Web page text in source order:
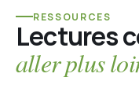
RESSOURCES
Lectures
aller plus